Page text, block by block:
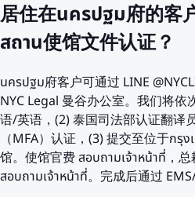
居住在นครปฐม府的客
สถาน使馆文件认证？
นครปฐม府客户可通过 LINE
NYC Legal 曼谷办公室。我们将
语/英语，(2) 泰国司法部认证翻译
（MFA）认证，(3) 提交至位于กรุ
馆。使馆官费 สอบถามเจ้าหน้าที่，
สอบถามเจ้าหน้าที่。完成后通过